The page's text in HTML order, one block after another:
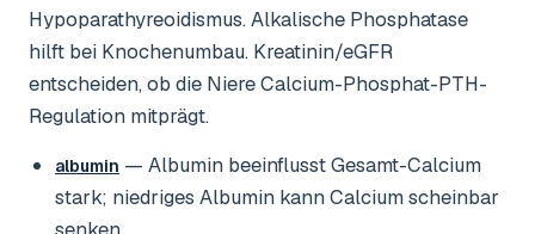
Hypoparathyreoidismus. Alkalische Phosphatase
hilft bei Knochenumbau. Kreatinin/eGFR
entscheiden, ob die Niere Calcium-Phosphat-PTH-
Regulation mitprägt.
albumin — Albumin beeinflusst Gesamt-Calcium
stark; niedriges Albumin kann Calcium scheinbar